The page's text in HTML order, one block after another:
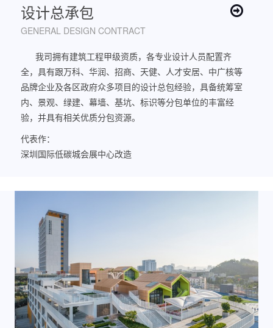
设计总承包
GENERAL DESIGN CONTRACT
我司拥有建筑工程甲级资质，各专业设计人员配置齐
全，具有跟万科、华润、招商、天健、人才安居、中广核等
品牌企业及各区政府众多项目的设计总包经验，具备统筹室
内、景观、绿建、幕墙、基坑、标识等分包单位的丰富经
验，并具有相关优质分包资源。
代表作：
深圳国际低碳城会展中心改造
福田区红岭教育集团高中部